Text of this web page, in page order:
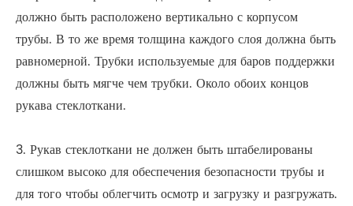
должно быть расположено вертикально с корпусом
трубы. В то же время толщина каждого слоя должна быть
равномерной. Трубки используемые для баров поддержки
должны быть мягче чем трубки. Около обоих концов
рукава стеклоткани.
3. Рукав стеклоткани не должен быть штабелированы
слишком высоко для обеспечения безопасности трубы и
для того чтобы облегчить осмотр и загрузку и разгружать.